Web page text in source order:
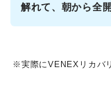
解れて、朝から全
※実際にVENEXリカバ